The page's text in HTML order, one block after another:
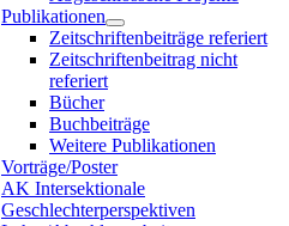
Publikationen
Zeitschriftenbeiträge referiert
Zeitschriftenbeitrag nicht
referiert
Bücher
Buchbeiträge
Weitere Publikationen
Vorträge/Poster
AK Intersektionale
Geschlechterperspektiven